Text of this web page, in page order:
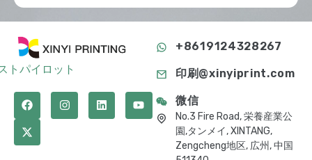
トパイロット
+8619124328267
印刷@xinyiprint.com
微信
No.3 Fire Road, 栄養産業公
園,タンメイ, XINTANG,
Zengcheng地区, 広州, 中国